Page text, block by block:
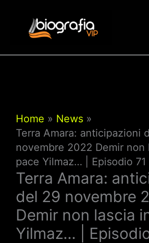
contenuto
Home
News
Terra Amara: anticipazioni
novembre 2022 Demir non
pace Yilmaz… | Episodio 71
Terra Amara:
del 29 novembre
Demir non lascia
Yilmaz… |